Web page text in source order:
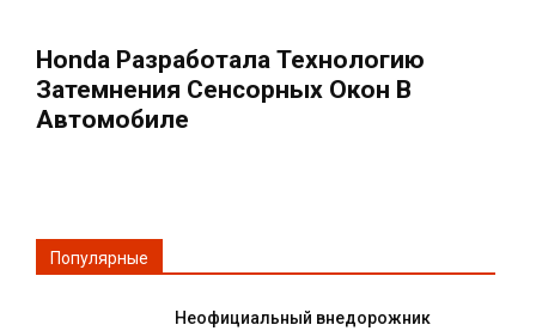
Honda Разработала Технологию
Затемнения Сенсорных Окон В
Автомобиле
Популярные
Неофициальный внедорожник